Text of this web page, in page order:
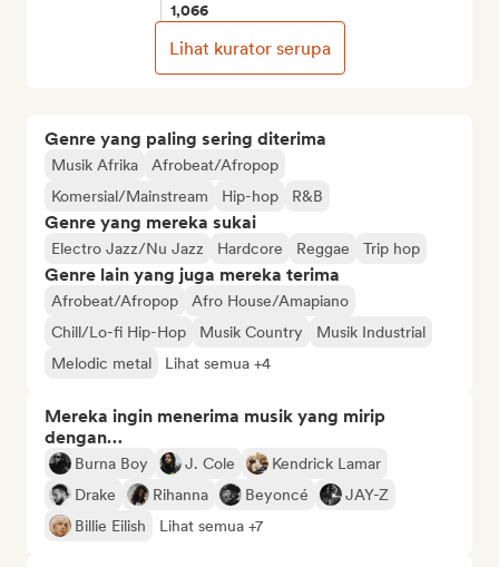
Genre yang paling sering diterima
Musik Afrika
Afrobeat/Afropop
Komersial/Mainstream
Hip-hop R&B
Genre yang mereka sukai
Electro Jazz/Nu Jazz Hardcore Reggae Trip hop
Genre lain yang juga mereka terima
Afrobeat/Afropop
Afro House/Amapiano
Chill/Lo-fi Hip-Hop
Musik Country
Musik Industrial
Melodic metal
Lihat semua +4
Mereka ingin menerima musik yang mirip
dengan…
Burna Boy J. Cole
Kendrick Lamar
Drake
Rihanna Beyoncé
JAY-Z
Billie Eilish
Lihat semua +7
1,066
Lihat kurator serupa